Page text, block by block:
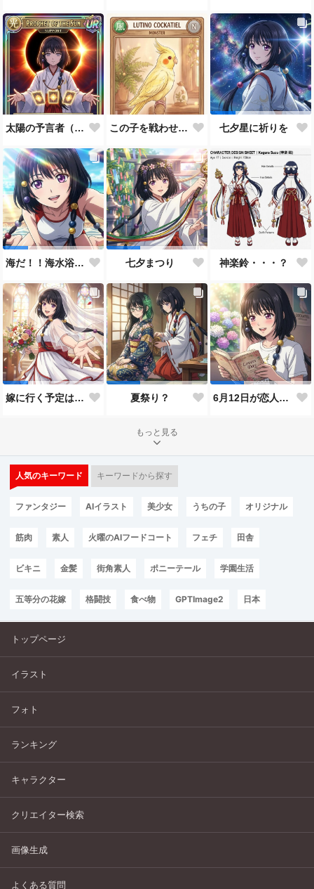
太陽の予言者（プロンプト使い方あってるんだろうか？） この子を戦わせるなんて出来ません！！ 七夕星に祈りを
海だ！！海水浴だ！！ 七夕まつり 神楽鈴・・・？
嫁に行く予定は無いのだけれど！ 夏祭り？ 6月12日が恋人の日と言うので…
もっと見る
人気のキーワード キーワードから探す
ファンタジー AIイラスト 美少女 うちの子 オリジナル
筋肉 素人 火曜のAIフードコート フェチ 田舎
ビキニ 金髪 街角素人 ポニーテール 学園生活
五等分の花嫁 格闘技 食べ物 GPTImage2 日本
トップページ
イラスト
フォト
ランキング
キャラクター
クリエイター検索
画像生成
よくある質問